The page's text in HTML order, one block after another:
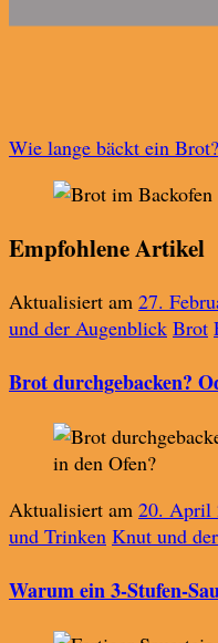
Wie lange bäckt ein Brot?
Empfohlene Artikel
Aktualisiert am 27.
und der Augenblick Brot
Brot durchgebacken?
Aktualisiert am 20. April
und Trinken Knut und
Warum ein 3-Stufen-